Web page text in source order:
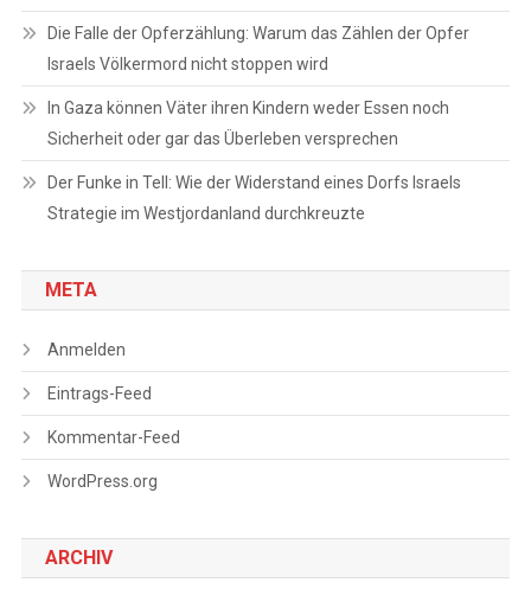
Die Falle der Opferzählung: Warum das Zählen der Opfer
Israels Völkermord nicht stoppen wird
In Gaza können Väter ihren Kindern weder Essen noch
Sicherheit oder gar das Überleben versprechen
Der Funke in Tell: Wie der Widerstand eines Dorfs Israels
Strategie im Westjordanland durchkreuzte
META
Anmelden
Eintrags-Feed
Kommentar-Feed
WordPress.org
ARCHIV